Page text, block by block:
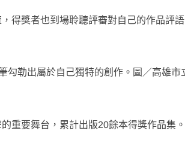
得獎者也到場聆聽評審對自己的作品評
勾勒出屬於自己獨特的創作。圖／高雄市
重要舞台，累計出版20餘本得獎作品集